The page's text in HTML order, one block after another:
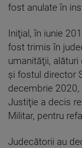
fost anulate în
Iniţial, în iunie
fost trimis în
umanităţii,
şi fostul director
decembrie 2020,
Justiţie a decis
Militar, pentru
Judecătorii au